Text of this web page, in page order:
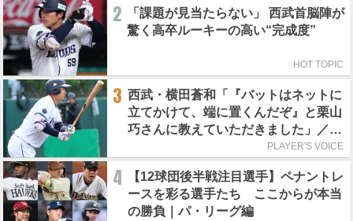
2
「課題が見当たらない」 西武首脳陣が
驚く高卒ルーキーの高い“完成度”
HOT TOPIC
3 西武・横田蒼和「『バットはネットに
立てかけて、端に置くんだぞ』と栗山
巧さんに教えていただきました」／憧
PLAYER'S VOICE
4
【12球団後半戦注目選手】ペナントレ
ースを彩る選手たち ここからが本当
の勝負｜パ・リーグ編